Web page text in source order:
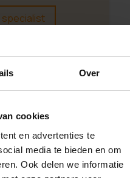
Over
cookies
en advertenties te
media te bieden en om
Ook delen we informatie
doen!